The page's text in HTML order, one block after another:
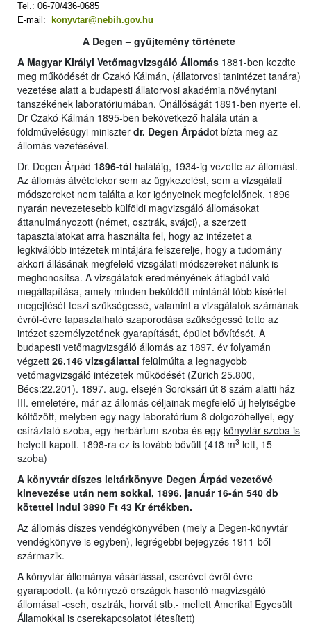
Tel.: 06-70/436-0685
E-mail:
konyvtar@nebih.gov.hu
A Degen – gyűjtemény története
A Magyar Királyi Vetőmagvizsgáló Állomás 1881-ben kezdte
meg működését dr Czakó Kálmán, (állatorvosi tanintézet tanára)
vezetése alatt a budapesti állatorvosi akadémia növénytani
tanszékének laboratóriumában. Önállóságát 1891-ben nyerte el.
Dr Czakó Kálmán 1895-ben bekövetkező halála után a
földművelésügyi miniszter dr. Degen Árpádot bízta meg az
állomás vezetésével.
Dr. Degen Árpád 1896-tól haláláig, 1934-ig vezette az állomást.
Az állomás átvételekor sem az ügykezelést, sem a vizsgálati
módszereket nem találta a kor igényeinek megfelelőnek. 1896
nyarán nevezetesebb külföldi magvizsgáló állomásokat
áttanulmányozott (német, osztrák, svájci), a szerzett
tapasztalatokat arra használta fel, hogy az intézetet a
legkiválóbb intézetek mintájára felszerelje, hogy a tudomány
akkori állásának megfelelő vizsgálati módszereket nálunk is
meghonosítsa. A vizsgálatok eredményének átlagból való
megállapítása, amely minden beküldött mintánál több kísérlet
megejtését teszi szükségessé, valamint a vizsgálatok számának
évről-évre tapasztalható szaporodása szükségessé tette az
intézet személyzetének gyarapítását, épület bővítését. A
budapesti vetőmagvizsgáló állomás az 1897. év folyamán
végzett 26.146 vizsgálattal felülmúlta a legnagyobb
vetőmagvizsgáló intézetek működését (Zürich 25.800,
Bécs:22.201). 1897. aug. elsején Soroksári út 8 szám alatti ház
III. emeletére, már az állomás céljainak megfelelő új helyiségbe
költözött, melyben egy nagy laboratórium 8 dolgozóhellyel, egy
csíráztató szoba, egy herbárium-szoba és egy könyvtár szoba is
helyett kapott. 1898-ra ez is tovább bővült (418 m3 lett, 15
szoba)
A könyvtár díszes leltárkönyve Degen Árpád vezetővé
kinevezése után nem sokkal, 1896. január 16-án 540 db
kötettel indul 3890 Ft 43 Kr értékben.
Az állomás díszes vendégkönyvében (mely a Degen-könyvtár
vendégkönyve is egyben), legrégebbi bejegyzés 1911-ből
származik.
A könyvtár állománya vásárlással, cserével évről évre
gyarapodott. (a környező országok hasonló magvizsgáló
állomásai -cseh, osztrák, horvát stb.- mellett Amerikai Egyesült
Államokkal is cserekapcsolatot létesített)